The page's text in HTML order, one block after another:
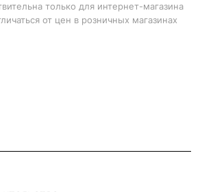
только для интернет-магазина
от цен в розничных магазинах